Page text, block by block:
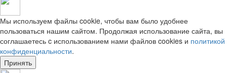
Мы используем файлы cookie, чтобы вам было удобнее
пользоваться нашим сайтом. Продолжая использование сайта, вы
соглашаетесь c использованием нами файлов cookies и политикой
конфиденциальности.
Принять